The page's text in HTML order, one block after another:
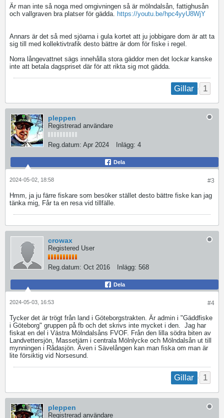
Är man inte så noga med omgivningen så är mölndalsån, fattighusån
och vallgraven bra platser för gädda. https://youtu.be/hpc4yyU8WjY
Annars är det så med sjöarna i gula kortet att ju jobbigare dom är att ta
sig till med kollektivtrafik desto bättre är dom för fiske i regel.
Norra långevattnet sägs innehålla stora gäddor men det lockar kanske
inte att betala dagspriset där för att rikta sig mot gädda.
Gillar 1
pleppen
Registrerad användare
Reg.datum: Apr 2024 Inlägg: 4
Dela
#3
2024-05-02, 18:58
Hmm, ja ju färre fiskare som besöker stället desto bättre fiske kan jag
tänka mig, Får ta en resa vid tillfälle.
crowax
Registered User
Reg.datum: Oct 2016 Inlägg: 568
Dela
#4
2024-05-03, 16:53
Tycker det är trögt från land i Göteborgstrakten. Är admin i "Gäddfiske
i Göteborg" gruppen på fb och det skrivs inte mycket i den. Jag har
fiskat en del i Västra Mölndalsåns FVOF. Från den lilla södra biten av
Landvettersjön, Massetjärn i centrala Mölnlycke och Mölndalsån ut till
mynningen i Rådasjön. Även i Sävelången kan man fiska om man är
lite försiktig vid Norsesund.
Gillar 1
pleppen
Registrerad användare